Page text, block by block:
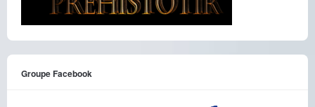
Groupe Facebook